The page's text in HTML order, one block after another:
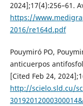
2024];17(4):256–61.
https://
2016/re164d.pdf
Pouymiró PO,
anticuerpos
[Cited Feb 24,
http://scielo.sld.cu/